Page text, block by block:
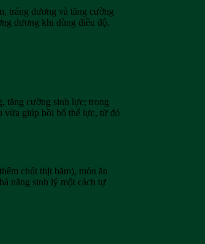
tráng dương và tăng cường
dương khi dùng điều độ.
tăng cường sinh lực; trong
vừa giúp bồi bổ thể lực, từ đó
chút thịt băm), món ăn
năng sinh lý một cách tự